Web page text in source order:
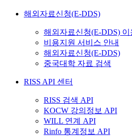
해외자료신청(E-DDS)
해외자료신청(E-DDS) 이
비용지원 서비스 안내
해외자료신청(E-DDS)
중국대학 자료 검색
RISS API 센터
RISS 검색 API
KOCW 강의정보 API
WILL 연계 API
Rinfo 통계정보 API